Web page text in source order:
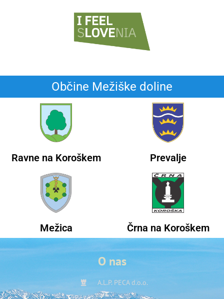
Občine Mežiške doline
Ravne na Koroškem Prevalje
Mežica Črna na Koroškem
O nas
A.L.P. PECA d.o.o.